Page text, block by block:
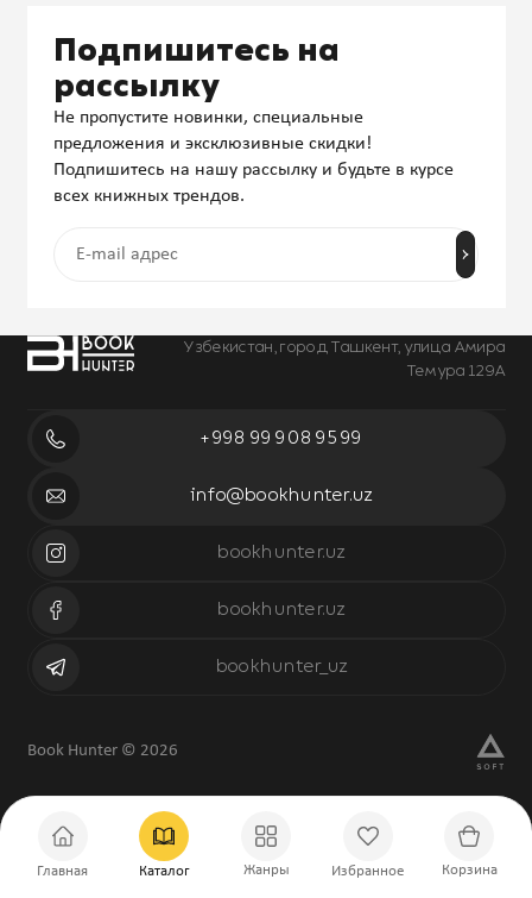
Главная Каталог Жанры Избранное Корзина
Узбекистан, город Ташкент, улица Амира
Темура 129А
+998 99 908 95 99
info@bookhunter.uz
bookhunter.uz
bookhunter.uz
bookhunter_uz
Подпишитесь на
рассылку
Не пропустите новинки, специальные
предложения и эксклюзивные скидки!
Подпишитесь на нашу рассылку и будьте в курсе
всех книжных трендов.
Book Hunter © 2026